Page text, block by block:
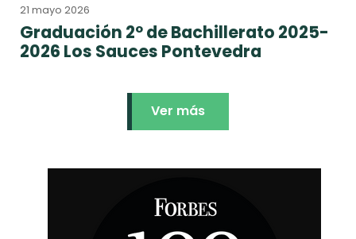
21 mayo 2026
Graduación 2º de Bachillerato 2025-
2026 Los Sauces Pontevedra
Ver más